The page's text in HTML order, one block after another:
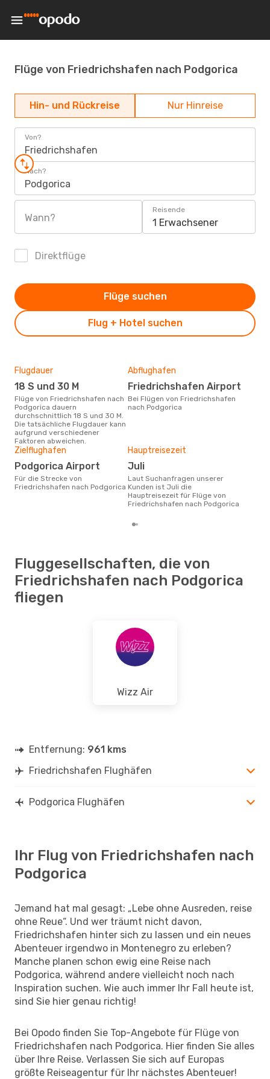
Flüge von Friedrichshafen nach Podgorica
Hin- und Rückreise Nur Hinreise
Von?
Friedrichshafen
Nach?
Podgorica
Wann?
Reisende
1 Erwachsener
Direktflüge
Flug + Hotel suchen
Flüge suchen
Flugdauer
18 S und 30 M
Flüge von Friedrichshafen nach
Podgorica dauern
durchschnittlich 18 S und 30 M.
Die tatsächliche Flugdauer kann
aufgrund verschiedener
Faktoren abweichen.
Abflughafen
Friedrichshafen Airport
Bei Flügen von Friedrichshafen
nach Podgorica
Zielflughafen
Podgorica Airport
Für die Strecke von
Friedrichshafen nach Podgorica
Hauptreisezeit
Juli
Laut Suchanfragen unserer
Kunden ist Juli die
Hauptreisezeit für Flüge von
Friedrichshafen nach Podgorica
Fluggesellschaften, die von
Friedrichshafen nach Podgorica
fliegen
Wizz Air
Entfernung: 961 kms
Friedrichshafen Flughäfen
Podgorica Flughäfen
Ihr Flug von Friedrichshafen nach
Podgorica
Jemand hat mal gesagt: „Lebe ohne Ausreden, reise
ohne Reue“. Und wer träumt nicht davon,
Friedrichshafen hinter sich zu lassen und ein neues
Abenteuer irgendwo in Montenegro zu erleben?
Manche planen schon ewig eine Reise nach
Podgorica, während andere vielleicht noch nach
Inspiration suchen. Wie auch immer Ihr Fall heute ist,
sind Sie hier genau richtig!
Bei Opodo finden Sie Top-Angebote für Flüge von
Friedrichshafen nach Podgorica. Hier finden Sie alles
über Ihre Reise. Verlassen Sie sich auf Europas
größte Reiseagentur für Ihr nächstes Abenteuer!